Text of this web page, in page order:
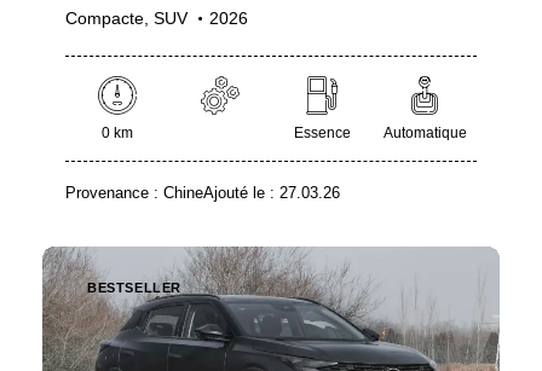
Compacte,SUV 2026
0 km Essence Automatique
Provenance : ChineAjouté le : 27.03.26
BESTSELLER